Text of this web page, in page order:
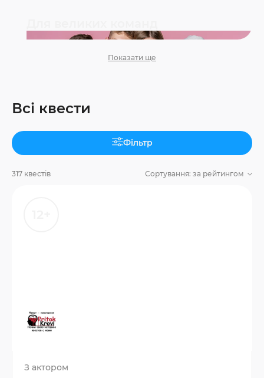
Показати ще
Всі квести
Фільтр
317 квестів Сортування: за рейтингом
З актором